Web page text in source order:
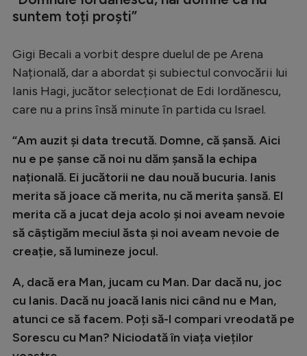
Stranieri
Tenis
Handbal
Natație
Formula 1
Gimnastică
Auto
Ciclism
Alte sporturi
JO 2024
suntem toți proști”
Gigi Becali a vorbit despre duelul de pe Arena
Națională, dar a abordat și subiectul convocării lui
Ianis Hagi, jucător selecționat de Edi Iordănescu,
care nu a prins însă minute în partida cu Israel.
“Am auzit și data trecută. Domne, că șansă. Aici
nu e pe șanse că noi nu dăm șansă la echipa
națională. Ei jucătorii ne dau nouă bucuria. Ianis
merita să joace că merita, nu că merita șansă. El
merita că a jucat deja acolo și noi aveam nevoie
să câștigăm meciul ăsta și noi aveam nevoie de
creație, să lumineze jocul.
A, dacă era Man, jucam cu Man. Dar dacă nu, joc
cu Ianis. Dacă nu joacă Ianis nici când nu e Man,
atunci ce să facem. Poți să-l compari vreodată pe
Sorescu cu Man? Niciodată în viața vieților